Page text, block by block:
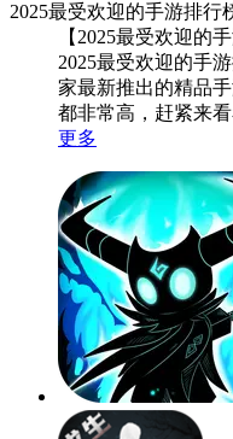
2025最受欢迎的手游排行
【2025最受欢迎的
2025最受欢迎的手
家最新推出的精品
都非常高，赶紧来看
更多